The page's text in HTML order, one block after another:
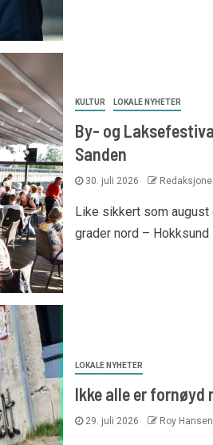
KULTUR LOKALE NYHETER
By- og
Sanden
30. juli 2026
Like sikkert som
grader nord –
LOKALE NYHETER
Ikke alle er fornøyd
29. juli 2026 Roy Hansen